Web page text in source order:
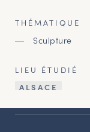
THÉMATIQUE
Sculpture
LIEU ÉTUDIÉ
ALSACE